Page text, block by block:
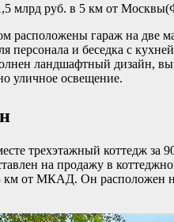
млрд руб. в 5 км от
расположены гараж на две
персонала и беседка с
ландшафтный дизайн,
уличное освещение.
трехэтажный коттедж за
на продажу в
км от МКАД. Он расположен